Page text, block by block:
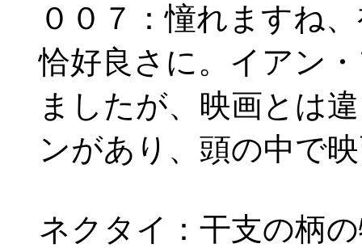
００７：憧れますね
恰好良さに。イアン
ましたが、映画とは
ンがあり、頭の中で
ネクタイ：干支の柄